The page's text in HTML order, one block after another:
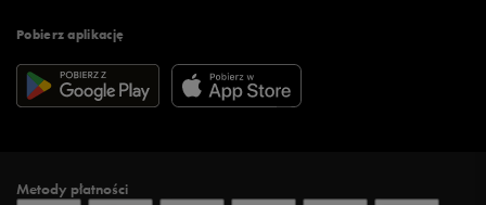
Pobierz aplikację
Metody płatności